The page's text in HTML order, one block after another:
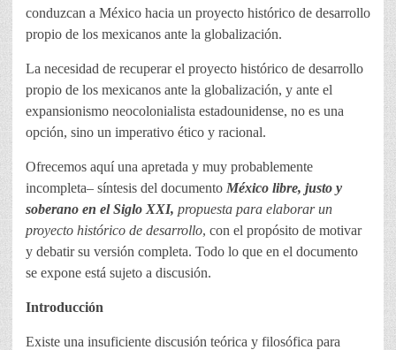
conduzcan a México hacia un proyecto histórico de desarrollo
propio de los mexicanos ante la globalización.
La necesidad de recuperar el proyecto histórico de desarrollo
propio de los mexicanos ante la globalización, y ante el
expansionismo neocolonialista estadounidense, no es una
opción, sino un imperativo ético y racional.
Ofrecemos aquí una apretada y muy probablemente
incompleta– síntesis del documento México libre, justo y
soberano en el Siglo XXI, propuesta para elaborar un
proyecto histórico de desarrollo, con el propósito de motivar
y debatir su versión completa. Todo lo que en el documento
se expone está sujeto a discusión.
Introducción
Existe una insuficiente discusión teórica y filosófica para